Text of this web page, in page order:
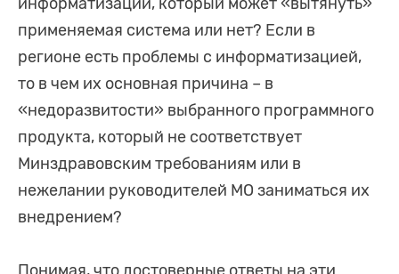
применяемая система или нет? Если в
регионе есть проблемы с информатизацией,
то в чем их основная причина – в
«недоразвитости» выбранного программного
продукта, который не соответствует
Минздравовским требованиям или в
нежелании руководителей МО заниматься их
внедрением?